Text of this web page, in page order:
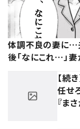
体調不良の妻に…
後「なにこれ…」
【続
任せ
『ま